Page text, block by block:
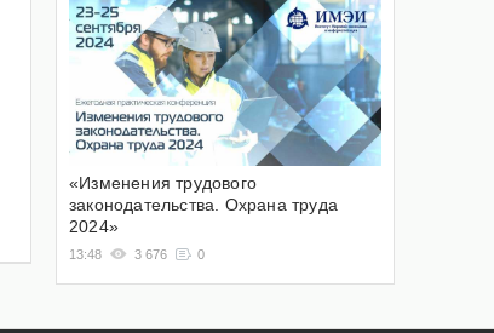
«Изменения трудового
законодательства. Охрана труда
2024»
13:48 3 676 0